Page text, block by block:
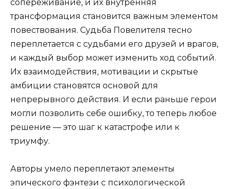
сопереживание, и их внутренняя
трансформация становится важным элементом
повествования. Судьба Повелителя тесно
переплетается с судьбами его друзей и врагов,
и каждый выбор может изменить ход событий.
Их взаимодействия, мотивации и скрытые
амбиции становятся основой для
непрерывного действия. И если раньше герои
могли позволить себе ошибку, то теперь любое
решение — это шаг к катастрофе или к
триумфу.
Авторы умело переплетают элементы
эпического фэнтези с психологической